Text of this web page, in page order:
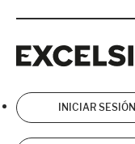
INICIAR SESIÓN